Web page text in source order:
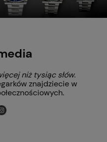
niż tysiąc słów.
znajdziecie w